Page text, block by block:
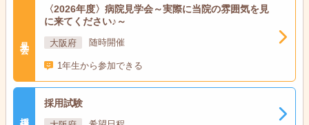
〈2026年度〉病院見学会～実際に当院の雰囲気を見
に来てください♪～
大阪府 随時開催
1年生から参加できる
採用試験